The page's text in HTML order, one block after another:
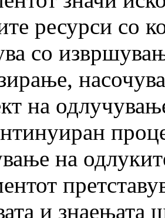
ресурси со
со
на
на
и знаењата